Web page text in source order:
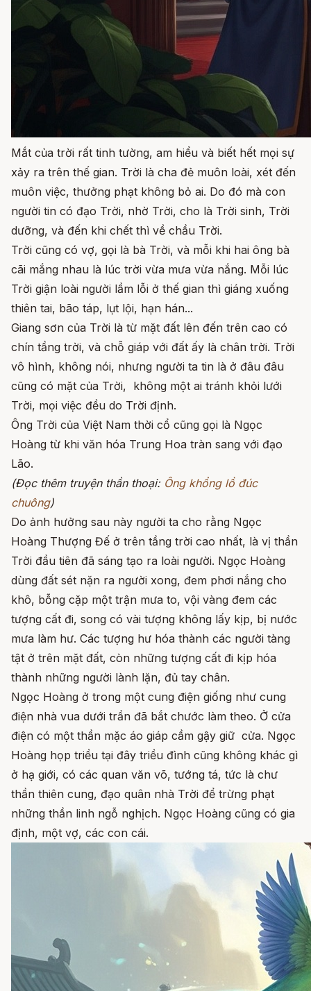
Mắt của trời rất tinh tường, am hiểu và biết hết mọi sự
xảy ra trên thế gian. Trời là cha đẻ muôn loài, xét đến
muôn việc, thưởng phạt không bỏ ai. Do đó mà con
người tin có đạo Trời, nhờ Trời, cho là Trời sinh, Trời
dưỡng, và đến khi chết thì về chầu Trời.
Trời cũng có vợ, gọi là bà Trời, và mỗi khi hai ông bà
cãi mắng nhau là lúc trời vừa mưa vừa nắng. Mỗi lúc
Trời giận loài người lầm lỗi ở thế gian thì giáng xuống
thiên tai, bão táp, lụt lội, hạn hán...
Giang sơn của Trời là từ mặt đất lên đến trên cao có
chín tầng trời, và chỗ giáp với đất ấy là chân trời. Trời
vô hình, không nói, nhưng người ta tin là ở đâu đâu
cũng có mặt của Trời, không một ai tránh khỏi lưới
Trời, mọi việc đều do Trời định.
Ông Trời của Việt Nam thời cổ cũng gọi là Ngọc
Hoàng từ khi văn hóa Trung Hoa tràn sang với đạo
Lão.
(Đọc thêm truyện thần thoại: Ông khổng lồ đúc
chuông)
Do ảnh hưởng sau này người ta cho rằng Ngọc
Hoàng Thượng Đế ở trên tầng trời cao nhất, là vị thần
Trời đầu tiên đã sáng tạo ra loài người. Ngọc Hoàng
dùng đất sét nặn ra người xong, đem phơi nắng cho
khô, bỗng cặp một trận mưa to, vội vàng đem các
tượng cất đi, song có vài tượng không lấy kịp, bị nước
mưa làm hư. Các tượng hư hóa thành các người tàng
tật ở trên mặt đất, còn những tượng cất đi kịp hóa
thành những người lành lặn, đủ tay chân.
Ngọc Hoàng ở trong một cung điện giống như cung
điện nhà vua dưới trần đã bắt chước làm theo. Ở cửa
điện có một thần mặc áo giáp cầm gậy giữ cửa. Ngọc
Hoàng họp triều tại đây triều đình cũng không khác gì
ở hạ giới, có các quan văn võ, tướng tá, tức là chư
thần thiên cung, đạo quân nhà Trời để trừng phạt
những thần linh ngỗ nghịch. Ngọc Hoàng cũng có gia
định, một vợ, các con cái.